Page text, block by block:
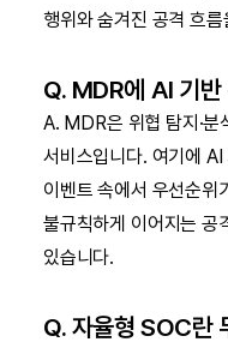
행위와 숨겨진 공격 흐
Q. MDR에 AI 기반
A. MDR은 위협 탐지·분
서비스입니다. 여기에
이벤트 속에서 우선순위
불규칙하게 이어지는 공
있습니다.
Q. 자율형 SOC란